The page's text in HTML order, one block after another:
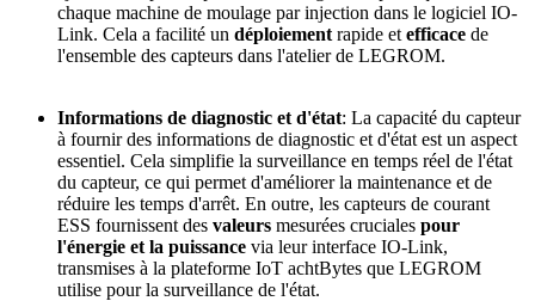
chaque machine de moulage par injection dans le logiciel IO-
Link. Cela a facilité un déploiement rapide et efficace de
l'ensemble des capteurs dans l'atelier de LEGROM.
Informations de diagnostic et d'état: La capacité du capteur
à fournir des informations de diagnostic et d'état est un aspect
essentiel. Cela simplifie la surveillance en temps réel de l'état
du capteur, ce qui permet d'améliorer la maintenance et de
réduire les temps d'arrêt. En outre, les capteurs de courant
ESS fournissent des valeurs mesurées cruciales pour
l'énergie et la puissance via leur interface IO-Link,
transmises à la plateforme IoT achtBytes que LEGROM
utilise pour la surveillance de l'état.